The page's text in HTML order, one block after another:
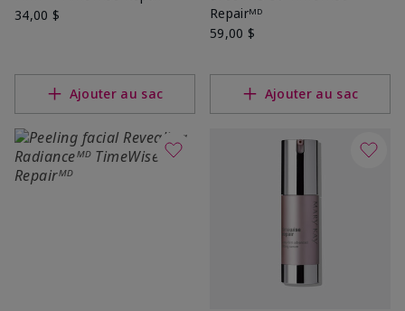
34,00 $
Ajouter au sac
Repairᴹᴰ
59,00 $
Ajouter au sac